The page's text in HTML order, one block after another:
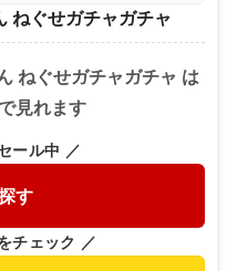
ねぐせガチャガチャ
ねぐせガチャガチャ は
見れます
ール中 ／
す
チェック ／